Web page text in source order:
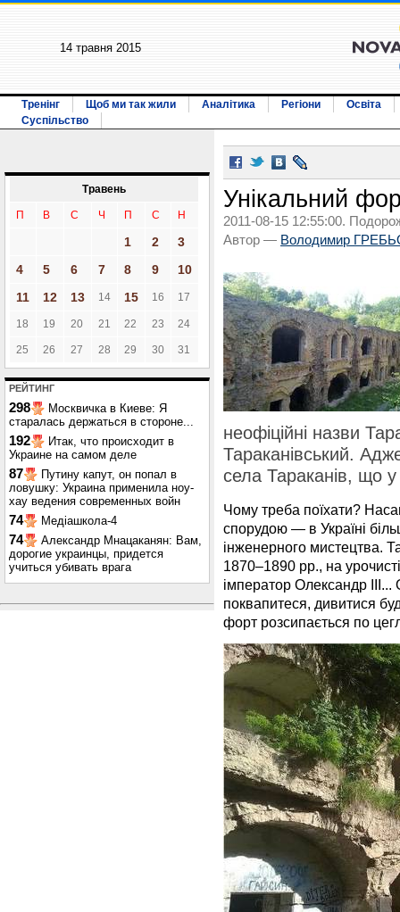
14 травня 2015
Тренінг Щоб ми так жили Аналітика Регіони
Освіта
Суспільство
Травень
П В С Ч П С Н
1 2
3
4
5 6 7 8 9
10
11
12 13 14 15 16 17
18 19 20 21 22 23 24
25 26 27 28 29 30 31
РЕЙТИНГ
298
Москвичка в Киеве: Я
старалась держаться в стороне...
192
Итак, что происходит в
Украине на самом деле
87
Путину капут, он попал в
ловушку: Украина применила ноу-
хау ведения современных войн
74 Медіашкола-4
74
Александр Мнацаканян: Вам,
дорогие украинцы, придется
учиться убивать врага
Унікальний
2011-08-15 12:55:00.
Автор — Володимир
неофіційні назви
Тараканівський.
села Тараканів, що у
Чому треба поїхати?
спорудою — в Україні
інженерного мистецтва.
1870–1890 рр., на
імператор Олександр
поквапитеся, дивитися
форт розсипається по